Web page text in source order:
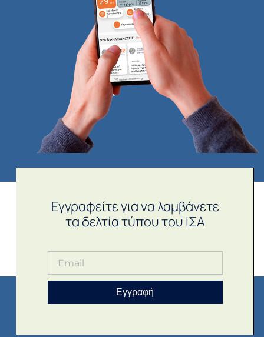
Εγγραφείτε για να λαμβάνετε
τα δελτία τύπου του ΙΣΑ
Εγγραφή